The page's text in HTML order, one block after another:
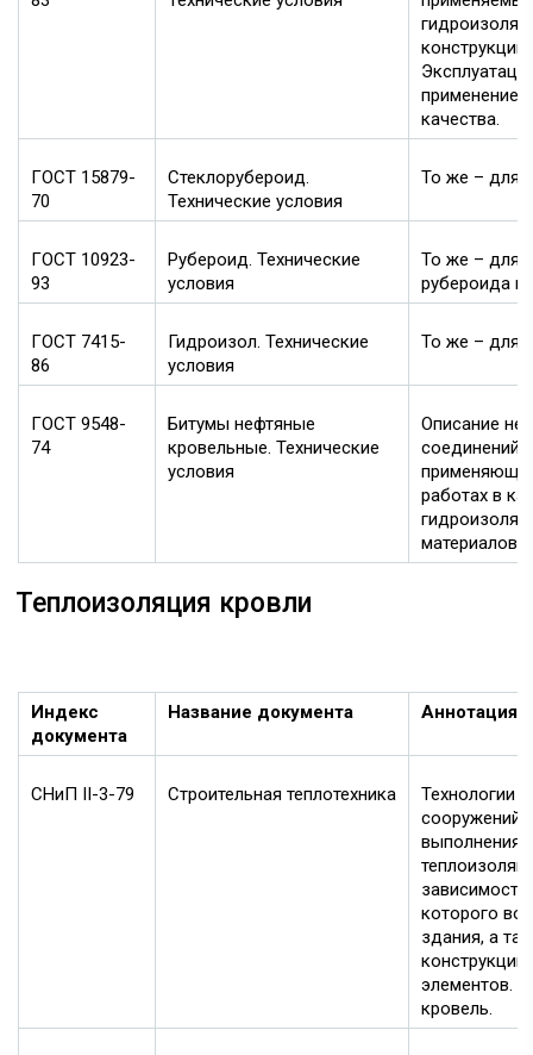
конструкций.
применение
качества.
ГОСТ 15879-
70
Стеклорубероид.
Технические условия
То же – для
ГОСТ 10923-
93
Рубероид. Технические
условия
То же – для
рубероида в
ГОСТ 7415-
86
Гидроизол. Технические
условия
То же – для
ГОСТ 9548-
74
Битумы нефтяные
кровельные. Технические
условия
Описание
соединений
работах в
материалов.
Теплоизоляция кровли
Индекс
документа
Название документа Аннотация
СНиП II-3-79 Строительная теплотехника
Технологии
сооружений.
выполнения
зависимости
которого
здания, а
элементов.
кровель.